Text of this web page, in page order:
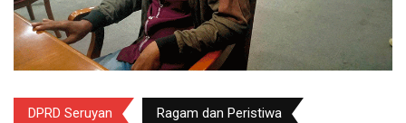
DPRD Seruyan Ragam dan Peristiwa